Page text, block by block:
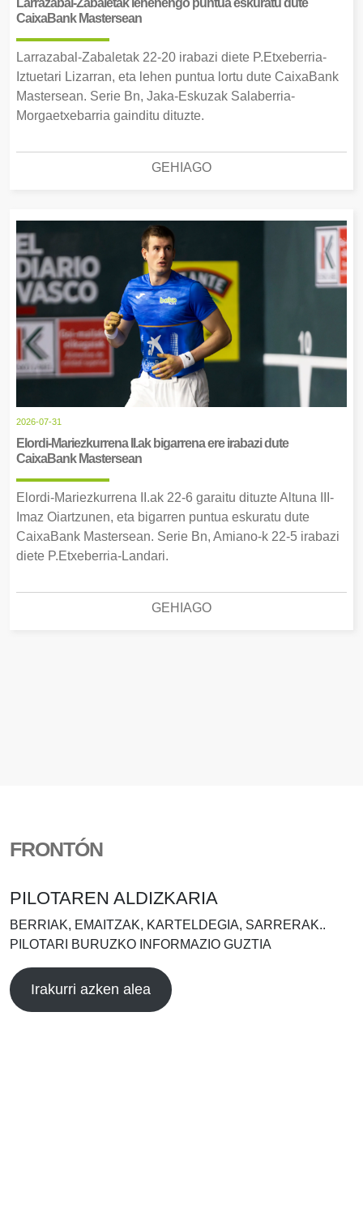
Larrazabal-Zabaletak lehenengo puntua eskuratu dute
CaixaBank Mastersean
Larrazabal-Zabaletak 22-20 irabazi diete P.Etxeberria-
Iztuetari Lizarran, eta lehen puntua lortu dute CaixaBank
Mastersean. Serie Bn, Jaka-Eskuzak Salaberria-
Morgaetxebarria gainditu dituzte.
GEHIAGO
2026-07-31
Elordi-Mariezkurrena II.ak bigarrena ere irabazi dute
CaixaBank Mastersean
Elordi-Mariezkurrena II.ak 22-6 garaitu dituzte Altuna III-
Imaz Oiartzunen, eta bigarren puntua eskuratu dute
CaixaBank Mastersean. Serie Bn, Amiano-k 22-5 irabazi
diete P.Etxeberria-Landari.
GEHIAGO
FRONTÓN
PILOTAREN ALDIZKARIA
BERRIAK, EMAITZAK, KARTELDEGIA, SARRERAK..
PILOTARI BURUZKO INFORMAZIO GUZTIA
Irakurri azken alea